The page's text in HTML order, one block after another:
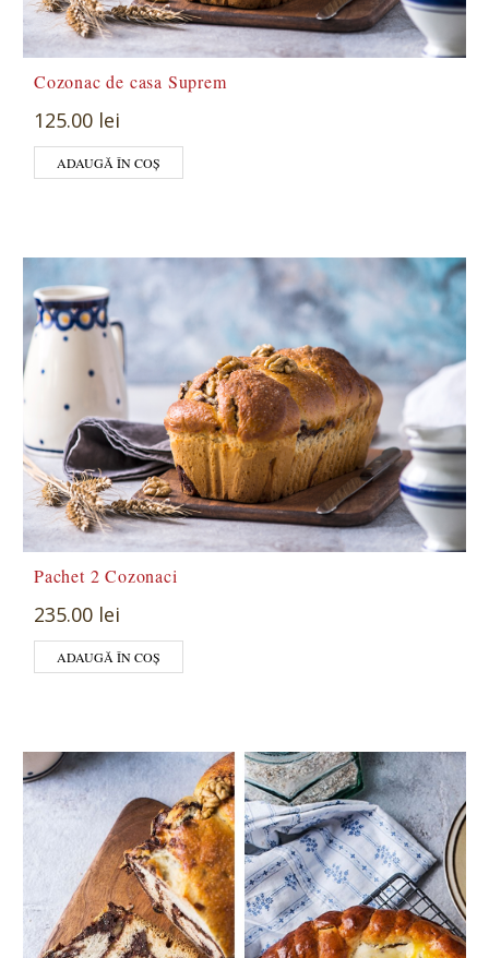
Cozonac de casa Suprem
125.00 lei
ADAUGĂ ÎN COȘ
Pachet 2 Cozonaci
235.00 lei
ADAUGĂ ÎN COȘ